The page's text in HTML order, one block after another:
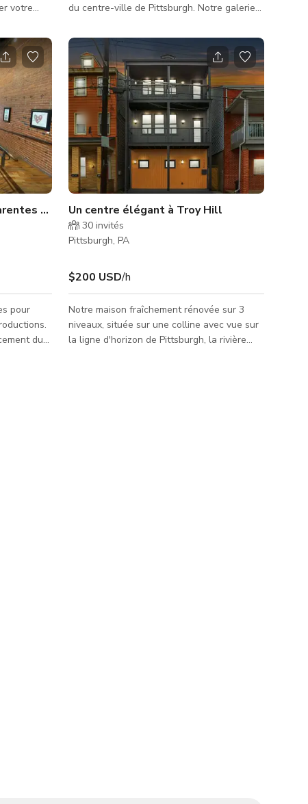
votre
Avec
est
plusieurs
du centre-ville de Pittsburgh. Notre galerie
fonctionnalité, offrant un cadre chaleureux
et contemporain pour micro-mariages,
réceptions, douches, collectes de fonds,
ateliers, séances photo ou vidéo, et
événements éphémères. Avec des
expositions tournantes présentant les
artistes émergents de Pittsburgh, chaque
rassemblement est personnel, inspirant et
visuelle
à Pittsburgh
pour
du
Un centre élégant à Troy Hill
30 invités
Pittsburgh, PA
$200 USD/h
Notre maison fraîchement rénovée sur 3
niveaux, située sur une colline avec vue sur
la ligne d'horizon de Pittsburgh, la rivière